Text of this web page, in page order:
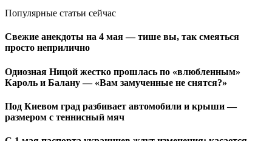
Популярные статьи сейчас
Свежие анекдоты на 4 мая — тише вы, так смеяться
просто неприлично
Одиозная Ницой жестко прошлась по «влюбленным»
Кароль и Балану — «Вам замученные не снятся?»
Под Киевом град разбивает автомобили и крыши —
размером с теннисный мяч